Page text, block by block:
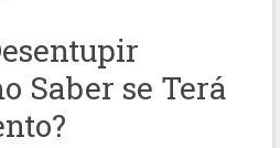
Saber se Terá